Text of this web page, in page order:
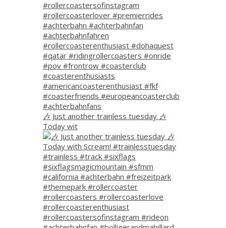
🎶 Just another trainless tuesday 🎶
Today wit